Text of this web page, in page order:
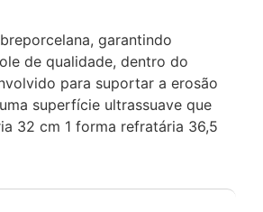
garantindo
de qualidade, dentro do
para suportar a erosão
superfície ultrassuave que
32 cm 1 forma refratária 36,5